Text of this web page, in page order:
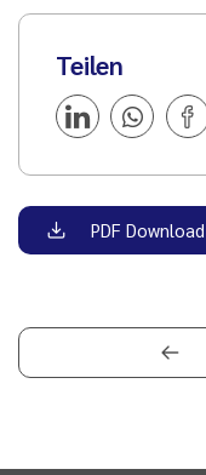
Teilen
PDF Download